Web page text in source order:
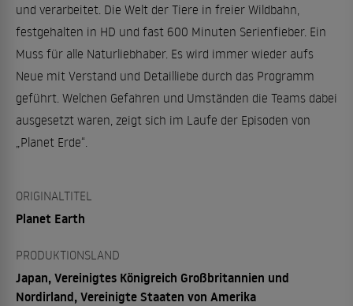
und verarbeitet. Die Welt der Tiere in freier Wildbahn,
festgehalten in HD und fast 600 Minuten Serienfieber. Ein
Muss für alle Naturliebhaber. Es wird immer wieder aufs
Neue mit Verstand und Detailliebe durch das Programm
geführt. Welchen Gefahren und Umständen die Teams dabei
ausgesetzt waren, zeigt sich im Laufe der Episoden von
„Planet Erde“.
ORIGINALTITEL
Planet Earth
PRODUKTIONSLAND
Japan, Vereinigtes Königreich Großbritannien und
Nordirland, Vereinigte Staaten von Amerika